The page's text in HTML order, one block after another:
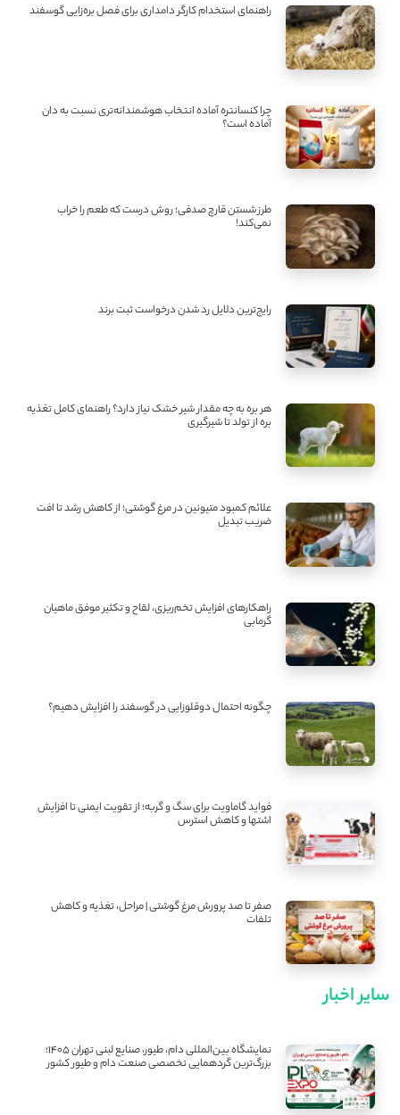
راهنمای استخدام کارگر دامداری برای فصل بره‌زایی گوسفند
چرا کنسانتره آماده انتخاب هوشمندانه‌تری نسبت به دان
آماده است؟
طرز شستن قارچ صدفی؛ روش درست که طعم را خراب
نمی‌کند!
رایج‌ترین دلایل رد شدن درخواست ثبت برند
هر بره به چه مقدار شیر خشک نیاز دارد؟ راهنمای کامل تغذیه
بره از تولد تا شیرگیری
علائم کمبود متیونین در مرغ گوشتی؛ از کاهش رشد تا افت
ضریب تبدیل
راهکارهای افزایش تخم‌ریزی، لقاح و تکثیر موفق ماهیان
گرمابی
چگونه احتمال دوقلوزایی در گوسفند را افزایش دهیم؟
فواید گاماویت برای سگ و گربه؛ از تقویت ایمنی تا افزایش
اشتها و کاهش استرس
صفر تا صد پرورش مرغ گوشتی | مراحل، تغذیه و کاهش
تلفات
سایر اخبار
نمایشگاه بین‌المللی دام، طیور، صنایع لبنی تهران ۱۴۰۵؛
بزرگ‌ترین گردهمایی تخصصی صنعت دام و طیور کشور